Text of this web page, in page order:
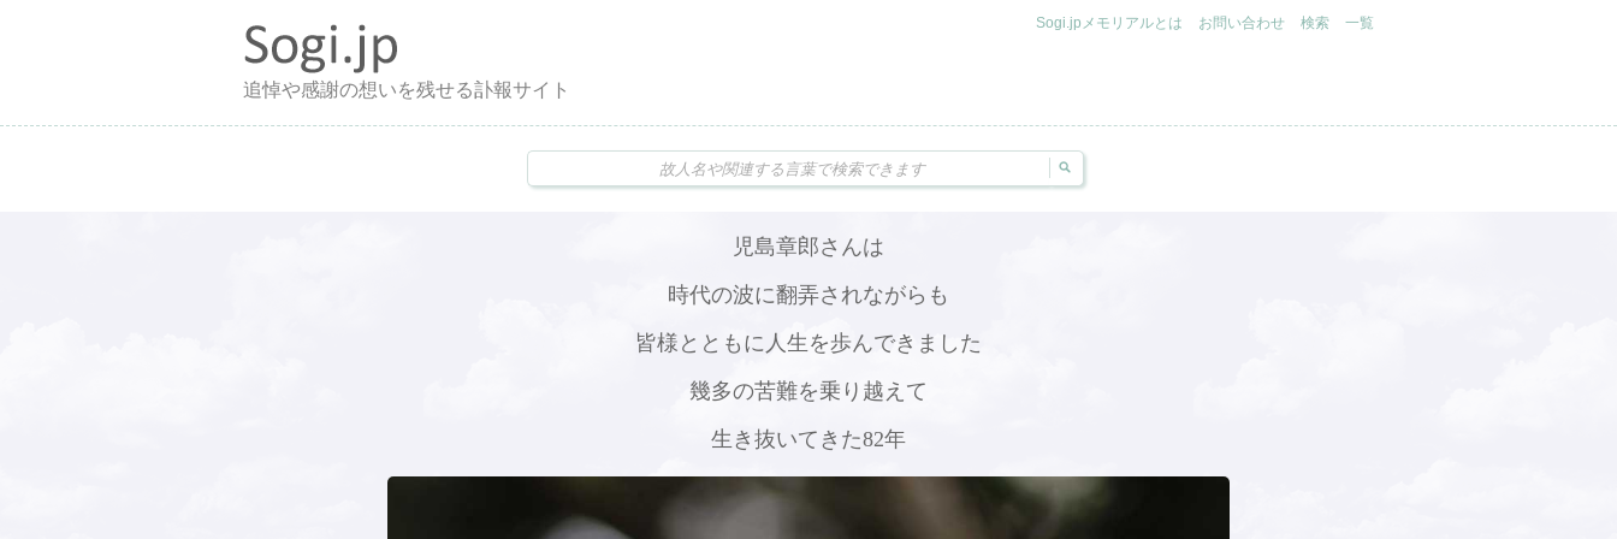
追悼や感謝の想いを残せる訃報サイト
Sogi.jpメモリアルとは お問い合わせ 検索 一覧
児島章郎さんは
時代の波に翻弄されながらも
皆様とともに人生を歩んできました
幾多の苦難を乗り越えて
生き抜いてきた82年